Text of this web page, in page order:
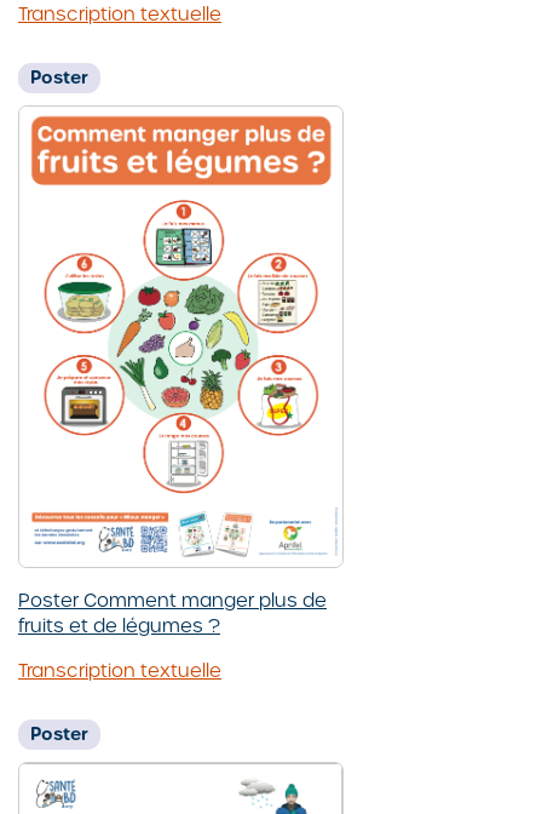
Transcription textuelle
Poster
Poster Comment manger plus de
fruits et de légumes ?
Transcription textuelle
Poster